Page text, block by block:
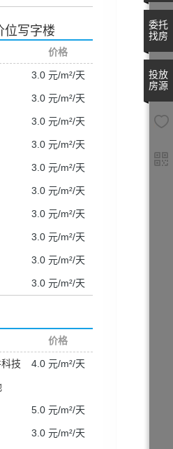
位写字楼
价格
3.0 元/m²/天
3.0 元/m²/天
3.0 元/m²/天
3.0 元/m²/天
3.0 元/m²/天
3.0 元/m²/天
3.0 元/m²/天
3.0 元/m²/天
3.0 元/m²/天
3.0 元/m²/天
价格
技 4.0 元/m²/天
5.0 元/m²/天
3.0 元/m²/天
委托
找房
投放
房源